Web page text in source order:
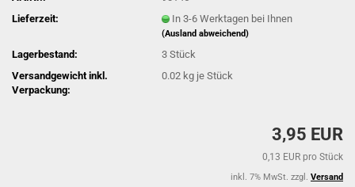
Lieferzeit:
In 3-6 Werktagen bei Ihnen
(Ausland abweichend)
Lagerbestand: 3Stück
Versandgewicht inkl.
Verpackung:
0.02 kg je Stück
3,95 EUR
0,13 EUR pro Stück
inkl. 7% MwSt. zzgl. Versand